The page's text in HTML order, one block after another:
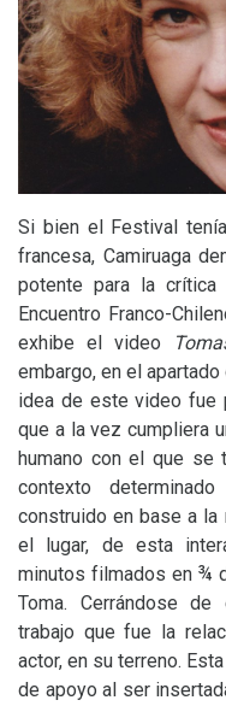
Si bien el Festival
francesa, Camiruaga
potente para la
Encuentro Franco-
exhibe el video
embargo, en el
idea de este video fue
que a la vez cumpliera
humano con el que se
contexto
construido en base a
el lugar, de esta
minutos filmados en ¾
Toma. Cerrándose
trabajo que fue la
actor, en su terreno.
de apoyo al ser